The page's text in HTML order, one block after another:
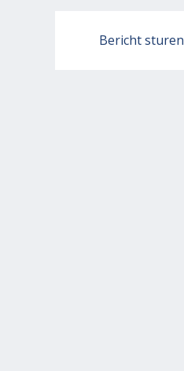
Bericht sturen